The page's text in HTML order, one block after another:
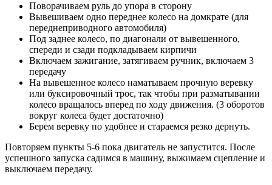
Поворачиваем руль до упора в сторону
Вывешиваем одно переднее колесо на домкрате (для
переднеприводного автомобиля)
Под заднее колесо, по диагонали от вывешенного,
спереди и сзади подкладываем кирпичи
Включаем зажигание, затягиваем ручник, включаем 3
передачу
На вывешенное колесо наматываем прочную веревку
или буксировочный трос, так чтобы при разматывании
колесо вращалось вперед по ходу движения. (3 оборотов
вокруг колеса будет достаточно)
Берем веревку по удобнее и стараемся резко дернуть.
Повторяем пункты 5-6 пока двигатель не запустится. После
успешного запуска садимся в машину, выжимаем сцепление и
выключаем передачу.